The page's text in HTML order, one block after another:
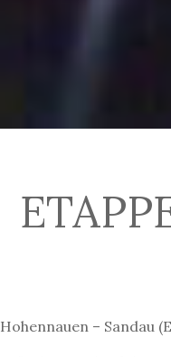
Hohennauen – Sandau